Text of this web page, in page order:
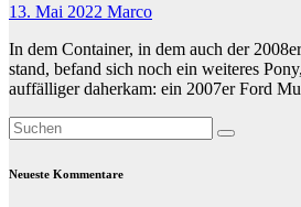
13. Mai 2022 Marco
In dem Container, in dem auch der
stand, befand sich noch ein weiteres
auffälliger daherkam: ein 2007er Ford
Neueste Kommentare